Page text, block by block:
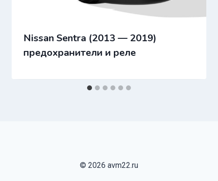
Nissan Sentra (2013 — 2019)
предохранители и реле
© 2026 avm22.ru